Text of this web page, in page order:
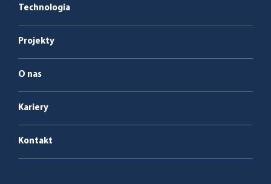
Service et maintenance
Technologia
Projekty
O nas
Kariery
Kontakt